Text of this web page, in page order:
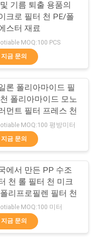
포
57
세서
기름 퇴출 용품의
크로 필터 천 PE/폴
스터 재료
MOQ:100 PCS
지금 문의
론 폴리아마이드 필
폴리아마이드 모노
먼트 필터 프레스 천
MOQ:100 평방미터
지금 문의
에서 만든 PP 수조
천 롤 필터 천 미크
리프로필렌 필터 천
MOQ:100 미터
지금 문의